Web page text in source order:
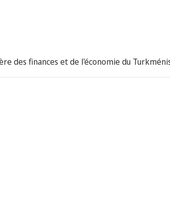
des finances et de l'économie du